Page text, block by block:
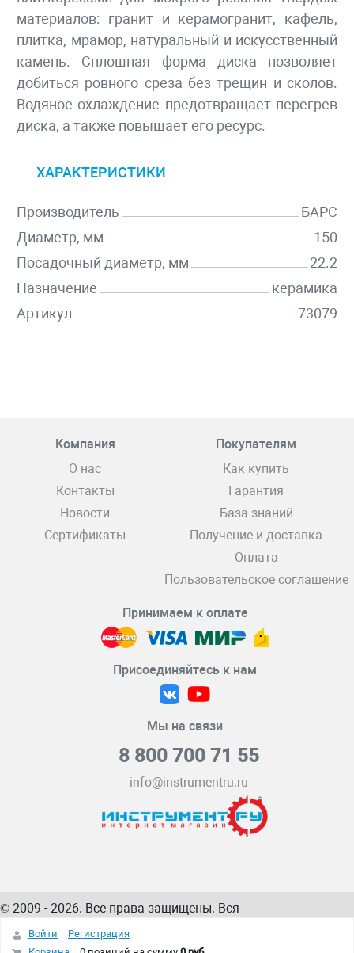
материалов: гранит и керамогранит, кафель,
плитка, мрамор, натуральный и искусственный
камень. Сплошная форма диска позволяет
добиться ровного среза без трещин и сколов.
Водяное охлаждение предотвращает перегрев
диска, а также повышает его ресурс.
ХАРАКТЕРИСТИКИ
Производитель
БАРС
Диаметр, мм
150
Посадочный диаметр, мм
22.2
Назначение
керамика
Артикул
73079
Компания
О нас
Контакты
Новости
Сертификаты
Покупателям
Как купить
Гарантия
База знаний
Получение и доставка
Оплата
Пользовательское соглашение
Принимаем к оплате
Присоединяйтесь к нам
Мы на связи
8 800 700 71 55
info@instrumentru.ru
© 2009 - 2026. Все права защищены. Вся
информация на сайте – собственность
интернет-магазина
Войти
Регистрация